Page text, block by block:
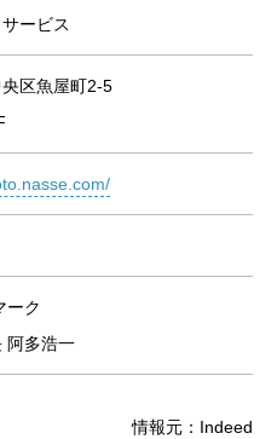
ービス
区魚屋町2-5
ーク
阿多浩一
情報元：Indeed